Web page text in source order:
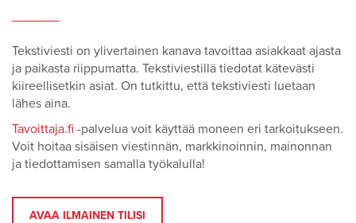
Tekstiviesti on ylivertainen kanava tavoittaa asiakkaat ajasta
ja paikasta riippumatta. Tekstiviestillä tiedotat kätevästi
kiireellisetkin asiat. On tutkittu, että tekstiviesti luetaan
lähes aina.
Tavoittaja.fi -palvelua voit käyttää moneen eri tarkoitukseen.
Voit hoitaa sisäisen viestinnän, markkinoinnin, mainonnan
ja tiedottamisen samalla työkalulla!
AVAA ILMAINEN TILISI